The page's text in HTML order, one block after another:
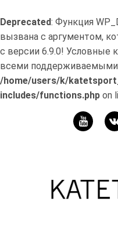
Deprecated: Функция
вызвана с аргументом,
с версии 6.9.0! Условные
всеми поддерживаемыми
/home/users/k/
includes/functions.php on